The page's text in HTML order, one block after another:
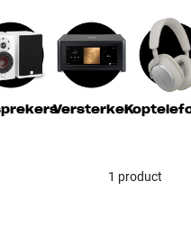
Versterker
1 product